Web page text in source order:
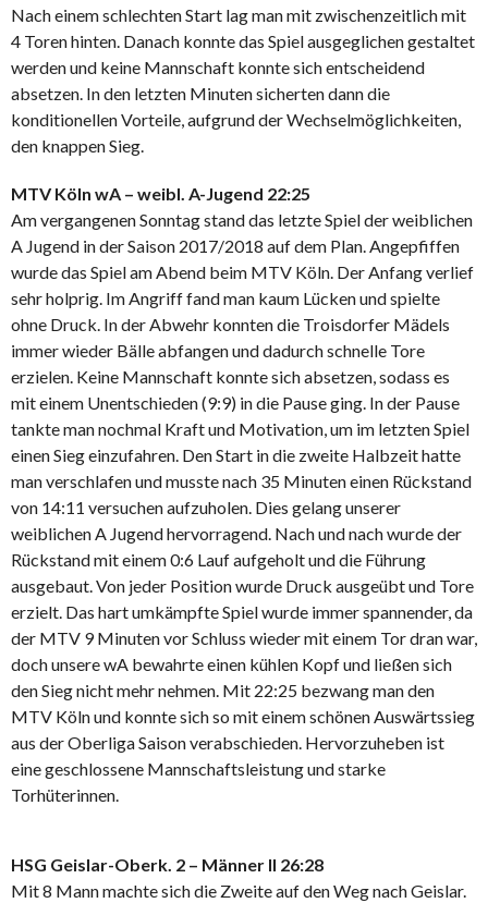
Nach einem schlechten Start lag man mit zwischenzeitlich mit
4 Toren hinten. Danach konnte das Spiel ausgeglichen gestaltet
werden und keine Mannschaft konnte sich entscheidend
absetzen. In den letzten Minuten sicherten dann die
konditionellen Vorteile, aufgrund der Wechselmöglichkeiten,
den knappen Sieg.
MTV Köln wA – weibl. A-Jugend 22:25
Am vergangenen Sonntag stand das letzte Spiel der weiblichen
A Jugend in der Saison 2017/2018 auf dem Plan. Angepfiffen
wurde das Spiel am Abend beim MTV Köln. Der Anfang verlief
sehr holprig. Im Angriff fand man kaum Lücken und spielte
ohne Druck. In der Abwehr konnten die Troisdorfer Mädels
immer wieder Bälle abfangen und dadurch schnelle Tore
erzielen. Keine Mannschaft konnte sich absetzen, sodass es
mit einem Unentschieden (9:9) in die Pause ging. In der Pause
tankte man nochmal Kraft und Motivation, um im letzten Spiel
einen Sieg einzufahren. Den Start in die zweite Halbzeit hatte
man verschlafen und musste nach 35 Minuten einen Rückstand
von 14:11 versuchen aufzuholen. Dies gelang unserer
weiblichen A Jugend hervorragend. Nach und nach wurde der
Rückstand mit einem 0:6 Lauf aufgeholt und die Führung
ausgebaut. Von jeder Position wurde Druck ausgeübt und Tore
erzielt. Das hart umkämpfte Spiel wurde immer spannender, da
der MTV 9 Minuten vor Schluss wieder mit einem Tor dran war,
doch unsere wA bewahrte einen kühlen Kopf und ließen sich
den Sieg nicht mehr nehmen. Mit 22:25 bezwang man den
MTV Köln und konnte sich so mit einem schönen Auswärtssieg
aus der Oberliga Saison verabschieden. Hervorzuheben ist
eine geschlossene Mannschaftsleistung und starke
Torhüterinnen.
HSG Geislar-Oberk. 2 – Männer II 26:28
Mit 8 Mann machte sich die Zweite auf den Weg nach Geislar.